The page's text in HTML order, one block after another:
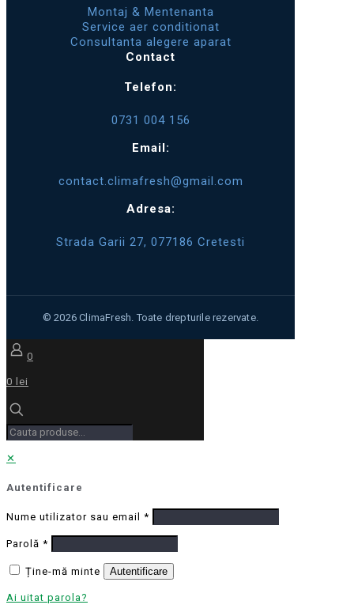
Montaj & Mentenanta
Service aer conditionat
Consultanta alegere aparat
Contact
Telefon:
0731 004 156
Email:
contact.climafresh@gmail.com
Adresa:
Strada Garii 27, 077186 Cretesti
0
0 lei
✕
Autentificare
Nume utilizator sau email *
Parolă *
Ține-mă minte Autentificare
Ai uitat parola?